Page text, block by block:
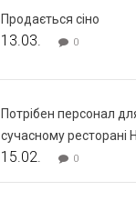
Продається сіно
13.03. 0
Потрібен персонал
сучасному ресторані
15.02. 0